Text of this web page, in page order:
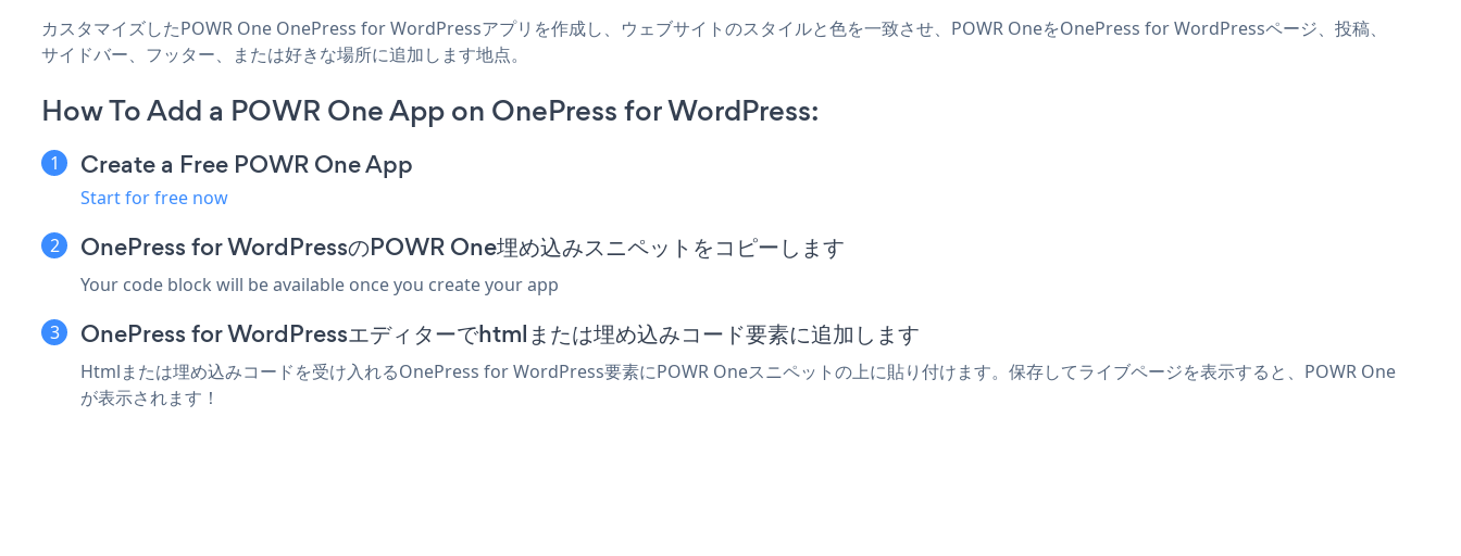
カスタマイズしたPOWR One OnePress for WordPressアプリを作成し、ウェブサイトのスタイルと色を一致させ、POWR OneをOnePress for WordPressページ、投稿、
サイドバー、フッター、または好きな場所に追加します地点。
How To Add a POWR One App on OnePress for WordPress:
Create a Free POWR One App
Start for free now
OnePress for WordPressのPOWR One埋め込みスニペットをコピーします
Your code block will be available once you create your app
OnePress for WordPressエディターでhtmlまたは埋め込みコード要素に追加します
Htmlまたは埋め込みコードを受け入れるOnePress for WordPress要素にPOWR Oneスニペットの上に貼り付けます。保存してライブページを表示すると、POWR One
が表示されます！